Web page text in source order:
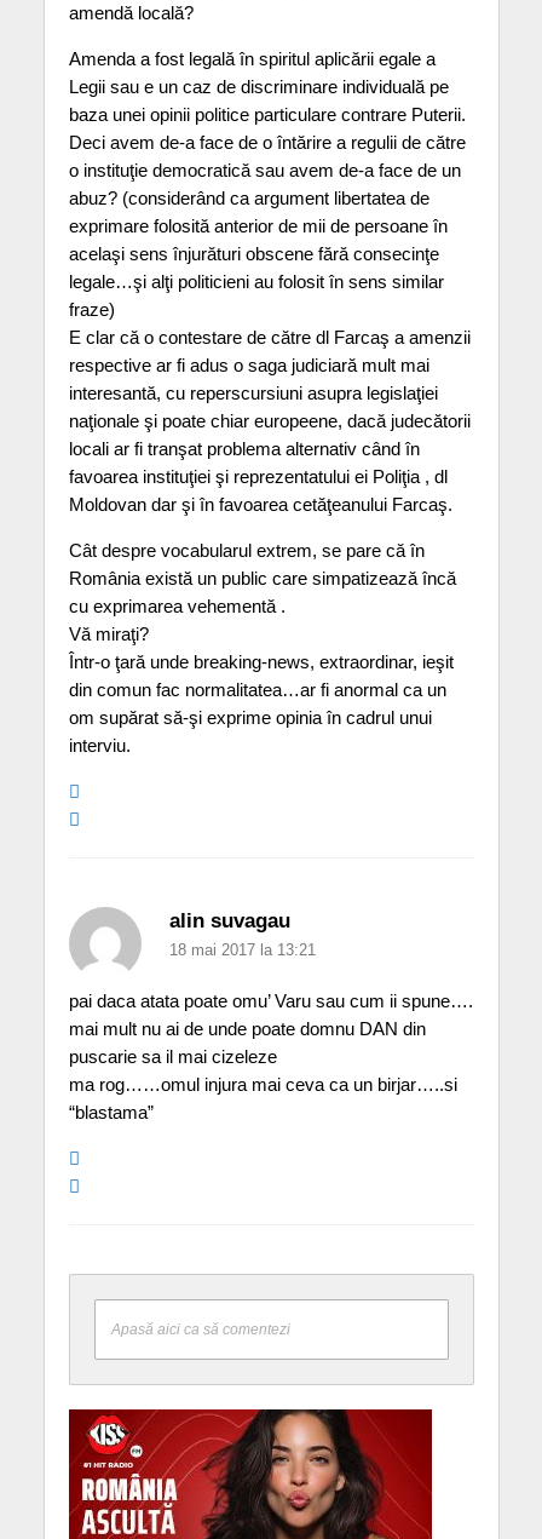
amendă locală?
Amenda a fost legală în spiritul aplicării egale a
Legii sau e un caz de discriminare individuală pe
baza unei opinii politice particulare contrare Puterii.
Deci avem de-a face de o întărire a regulii de către
o instituţie democratică sau avem de-a face de un
abuz? (considerând ca argument libertatea de
exprimare folosită anterior de mii de persoane în
acelaşi sens înjurături obscene fără consecinţe
legale…şi alţi politicieni au folosit în sens similar
fraze)
E clar că o contestare de către dl Farcaş a amenzii
respective ar fi adus o saga judiciară mult mai
interesantă, cu reperscursiuni asupra legislaţiei
naţionale şi poate chiar europeene, dacă judecătorii
locali ar fi tranşat problema alternativ când în
favoarea instituţiei şi reprezentatului ei Poliţia , dl
Moldovan dar şi în favoarea cetăţeanului Farcaş.
Cât despre vocabularul extrem, se pare că în
România există un public care simpatizează încă
cu exprimarea vehementă .
Vă miraţi?
Într-o ţară unde breaking-news, extraordinar, ieşit
din comun fac normalitatea…ar fi anormal ca un
om supărat să-şi exprime opinia în cadrul unui
interviu.
alin suvagau
18 mai 2017 la 13:21
pai daca atata poate omu’ Varu sau cum ii spune….
mai mult nu ai de unde poate domnu DAN din
puscarie sa il mai cizeleze
ma rog……omul injura mai ceva ca un birjar…..si
“blastama”
Apasă aici ca să comentezi